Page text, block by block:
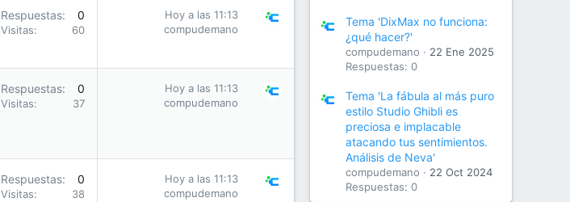
Respuestas 0
Visitas 60
Hoy a las 11:13
compudemano
Respuestas 0
Visitas 37
Hoy a las 11:13
compudemano
Respuestas 0
Visitas 38
Hoy a las 11:13
compudemano
Tema 'DixMax no funciona:
¿qué hacer?'
compudemano
22 Ene 2025
Respuestas: 0
Tema 'La fábula al más puro
estilo Studio Ghibli es
preciosa e implacable
atacando tus sentimientos.
Análisis de Neva'
compudemano
22 Oct 2024
Respuestas: 0